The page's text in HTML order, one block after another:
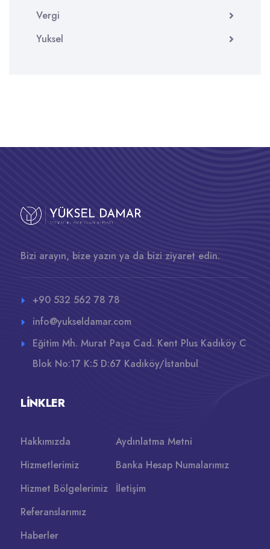
Vergi
Yuksel
Bizi arayın, bize yazın ya da bizi ziyaret edin.
+90 532 562 78 78
info@yukseldamar.com
Eğitim Mh. Murat Paşa Cad. Kent Plus Kadıköy C
Blok No:17 K:5 D:67 Kadıköy/İstanbul
LINKLER
Hakkımızda
Hizmetlerimiz
Hizmet Bölgelerimiz
Referanslarımız
Haberler
Aydınlatma Metni
Banka Hesap Numalarımız
İletişim